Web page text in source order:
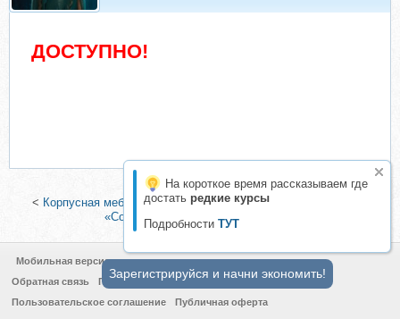
На короткое время рассказываем где
достать редкие курсы
Подробности ТУТ
ДОСТУПНО!
< Корпусная мебель своими руками (Андрей Лаппо)
«Советы профессионалов», 2019
Мобильная версия
Обратная связь
Политика конфиденциальности
Пользовательское соглашение
Публичная оферта
Зарегистрируйся и начни экономить!